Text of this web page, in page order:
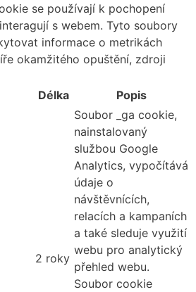
se používají k pochopení
s webem. Tyto soubory
informace o metrikách
okamžitého opuštění, zdroji
Délka Popis
2 roky
Soubor _ga cookie,
nainstalovaný
službou Google
Analytics, vypočítává
údaje o
návštěvnících,
relacích a kampaních
a také sleduje využití
webu pro analytický
přehled webu.
Soubor cookie